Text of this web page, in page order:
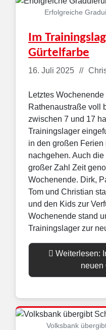
Erfolgreiche
Im
Gürtelfarbe
Details
16. Juli 2025
Letztes
Rathenaustraße voll
zwischen 7 und 17
Trainingslager
in den großen
nachgehen. Auch
großer Zahl Zeit
Wochenende. Dirk,
Tom und Christian
und den Kids zur
Wochenende stand
Trainingslager zur
Weiterlesen:
neuen
Volksbank